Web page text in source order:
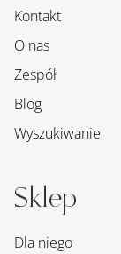
Sklep
Dla niego
Kontakt
O nas
Zespół
Blog
Wyszukiwanie